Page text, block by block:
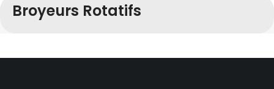
Broyeurs Rotatifs